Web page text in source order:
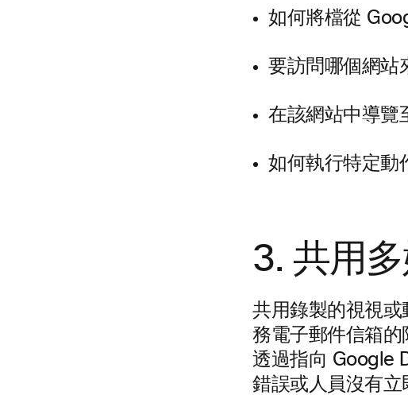
如何將檔從
要訪問哪個網站
在該網站中導覽
如何執行特定動
3. 共用
共用錄製的視視
務電子郵件信箱
透過指向 Google
錯誤或人員沒有立